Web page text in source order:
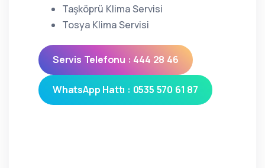
Taşköprü Klima Servisi
Tosya Klima Servisi
Servis Telefonu : 444 28 46
WhatsApp Hattı : 0535 570 61 87